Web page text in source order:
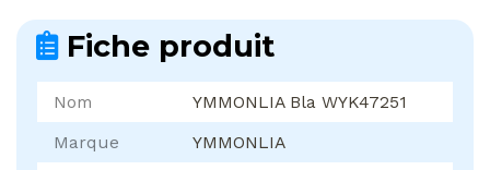
Fiche produit
Nom
YMMONLIA Bla WYK47251
Marque
YMMONLIA